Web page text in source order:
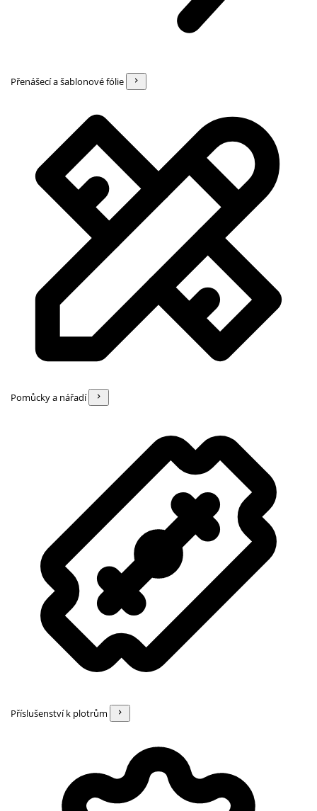
Přenášecí a šablonové fólie
Pomůcky a nářadí
Příslušenství k plotrům